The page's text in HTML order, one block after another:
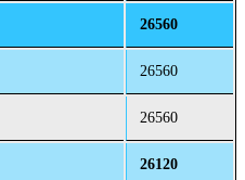
26560
26560
26560
26120